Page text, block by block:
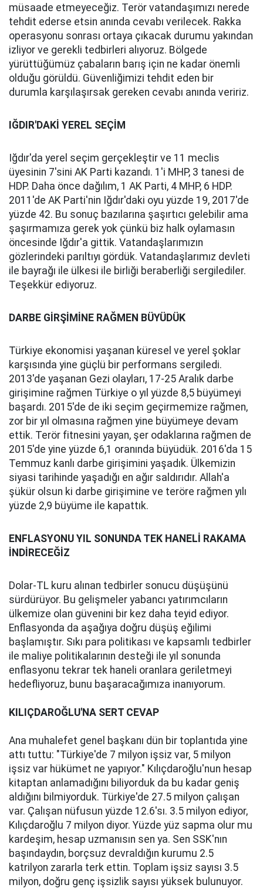
müsaade etmeyeceğiz. Terör vatandaşımızı nerede
tehdit ederse etsin anında cevabı verilecek. Rakka
operasyonu sonrası ortaya çıkacak durumu yakından
izliyor ve gerekli tedbirleri alıyoruz. Bölgede
yürüttüğümüz çabaların barış için ne kadar önemli
olduğu görüldü. Güvenliğimizi tehdit eden bir
durumla karşılaşırsak gereken cevabı anında veririz.
IĞDIR'DAKİ YEREL SEÇİM
Iğdır'da yerel seçim gerçekleştir ve 11 meclis
üyesinin 7'sini AK Parti kazandı. 1'i MHP, 3 tanesi de
HDP. Daha önce dağılım, 1 AK Parti, 4 MHP, 6 HDP.
2011'de AK Parti'nin Iğdır'daki oyu yüzde 19, 2017'de
yüzde 42. Bu sonuç bazılarına şaşırtıcı gelebilir ama
şaşırmamıza gerek yok çünkü biz halk oylamasın
öncesinde Iğdır'a gittik. Vatandaşlarımızın
gözlerindeki parıltıyı gördük. Vatandaşlarımız devleti
ile bayrağı ile ülkesi ile birliği beraberliği sergilediler.
Teşekkür ediyoruz.
DARBE GİRŞİMİNE RAĞMEN BÜYÜDÜK
Türkiye ekonomisi yaşanan küresel ve yerel şoklar
karşısında yine güçlü bir performans sergiledi.
2013'de yaşanan Gezi olayları, 17-25 Aralık darbe
girişimine rağmen Türkiye o yıl yüzde 8,5 büyümeyi
başardı. 2015'de de iki seçim geçirmemize rağmen,
zor bir yıl olmasına rağmen yine büyümeye devam
ettik. Terör fitnesini yayan, şer odaklarına rağmen de
2015'de yine yüzde 6,1 oranında büyüdük. 2016'da 15
Temmuz kanlı darbe girişimini yaşadık. Ülkemizin
siyasi tarihinde yaşadığı en ağır saldırıdır. Allah'a
şükür olsun ki darbe girişimine ve teröre rağmen yılı
yüzde 2,9 büyüme ile kapattık.
ENFLASYONU YIL SONUNDA TEK HANELİ RAKAMA
İNDİRECEĞİZ
Dolar-TL kuru alınan tedbirler sonucu düşüşünü
sürdürüyor. Bu gelişmeler yabancı yatırımcıların
ülkemize olan güvenini bir kez daha teyid ediyor.
Enflasyonda da aşağıya doğru düşüş eğilimi
başlamıştır. Sıkı para politikası ve kapsamlı tedbirler
ile maliye politikalarının desteği ile yıl sonunda
enflasyonu tekrar tek haneli oranlara geriletmeyi
hedefliyoruz, bunu başaracağımıza inanıyorum.
KILIÇDAROĞLU'NA SERT CEVAP
Ana muhalefet genel başkanı dün bir toplantıda yine
attı tuttu: "Türkiye'de 7 milyon işsiz var, 5 milyon
işsiz var hükümet ne yapıyor." Kılıçdaroğlu'nun hesap
kitaptan anlamadığını biliyorduk da bu kadar geniş
aldığını bilmiyorduk. Türkiye'de 27.5 milyon çalışan
var. Çalışan nüfusun yüzde 12.6'sı. 3.5 milyon ediyor,
Kılıçdaroğlu 7 milyon diyor. Yüzde yüz sapma olur mu
kardeşim, hesap uzmanısın sen ya. Sen SSK'nın
başındaydın, borçsuz devraldığın kurumu 2.5
katrilyon zararla terk ettin. Toplam işsiz sayısı 3.5
milyon, doğru genç işsizlik sayısı yüksek bulunuyor.